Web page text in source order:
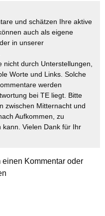
und schätzen Ihre aktive
auch als eigene
in unserer
durch Unterstellungen,
Worte und Links. Solche
werden
bei TE liegt. Bitte
zwischen Mitternacht und
Aufkommen, zu
kann. Vielen Dank für Ihr
Kommentar oder